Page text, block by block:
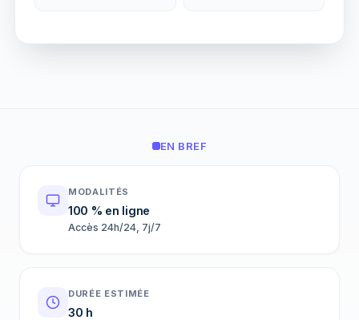
EN BREF
MODALITÉS
100 % en ligne
Accès 24h/24, 7j/7
DURÉE ESTIMÉE
30 h